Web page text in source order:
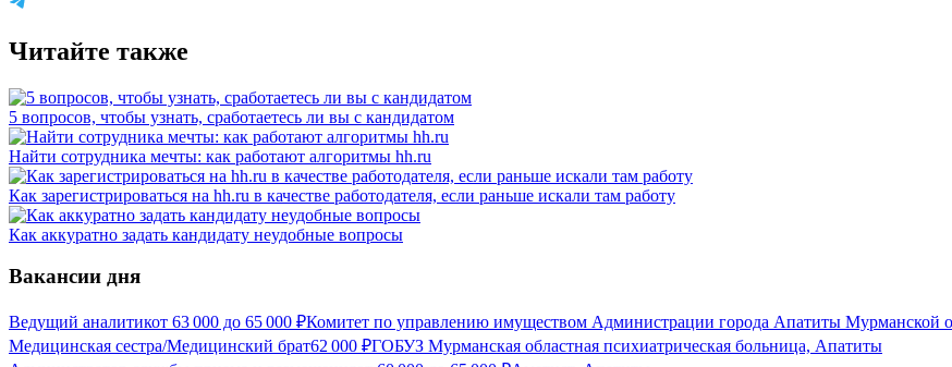
Читайте также
5 вопросов, чтобы узнать, сработаетесь ли вы с кандидатом
Найти сотрудника мечты: как работают алгоритмы hh.ru
Как зарегистрироваться на hh.ru в качестве работодателя, если раньше искали там работу
Как аккуратно задать кандидату неудобные вопросы
Вакансии дня
Ведущий аналитикот 63 000 до 65 000 ₽Комитет по управлению имуществом Администрации города Апатиты Мурманской
Медицинская сестра/Медицинский брат62 000 ₽ГОБУЗ Мурманская областная психиатрическая больница, Апатиты